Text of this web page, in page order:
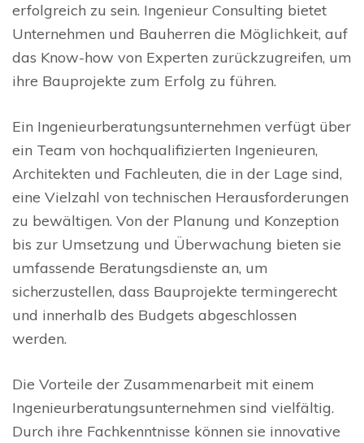
erfolgreich zu sein. Ingenieur Consulting bietet
Unternehmen und Bauherren die Möglichkeit, auf
das Know-how von Experten zurückzugreifen, um
ihre Bauprojekte zum Erfolg zu führen.
Ein Ingenieurberatungsunternehmen verfügt über
ein Team von hochqualifizierten Ingenieuren,
Architekten und Fachleuten, die in der Lage sind,
eine Vielzahl von technischen Herausforderungen
zu bewältigen. Von der Planung und Konzeption
bis zur Umsetzung und Überwachung bieten sie
umfassende Beratungsdienste an, um
sicherzustellen, dass Bauprojekte termingerecht
und innerhalb des Budgets abgeschlossen
werden.
Die Vorteile der Zusammenarbeit mit einem
Ingenieurberatungsunternehmen sind vielfältig.
Durch ihre Fachkenntnisse können sie innovative